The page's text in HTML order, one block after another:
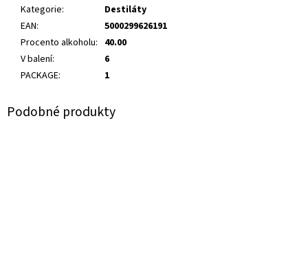
Kategorie:
Destiláty
EAN:
5000299626191
Procento alkoholu: 40.00
V balení:
6
PACKAGE: 1